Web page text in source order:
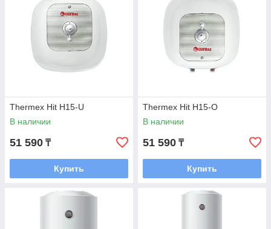
Thermex Hit H15-U
В наличии
51 590 ₸
Купить
Thermex Hit H15-О
В наличии
51 590 ₸
Купить